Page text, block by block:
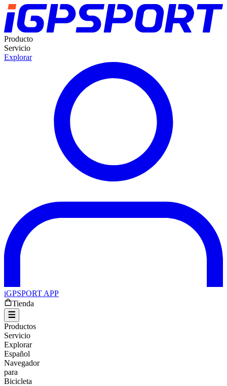
Producto
Servicio
Explorar
iGPSPORT APP
Tienda
Productos
Servicio
Explorar
Español
Navegador
para
Bicicleta